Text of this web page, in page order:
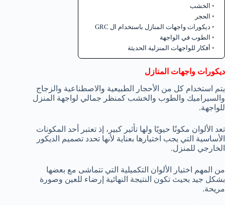
الخشب
الحجر
ديكورات واجهات المنازل باستخدام ال GRC
الطوب في الواجهة
أفكار للواجهات المنزلية الحديثة
ديكورات واجهات المنازل
يتم استخدام كل من الأحجار الطبيعية والاصطناعية والزجاج
والسيراميك والطوب والخشب كمنظر جمالي لواجهة المنزل
للواجهة.
تعد الألوان مكونًا حيويًا ولها تأثير كبير، إذ تعتبر أحد المكونات
الأساسية التي يجب اختيارها بعناية لأنها تحدد تصميم الديكور
الخارجي للمنزل.
من المهم اختيار الألوان التكميلية التي تتماشى مع بعضها
بشكل جيد بحيث تكون النتيجة النهائية إرضاء للعين وصورة
مريحة.